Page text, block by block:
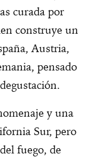
curada por
construye un
Austria,
pensado
degustación.
y una
Sur, pero
fuego, de